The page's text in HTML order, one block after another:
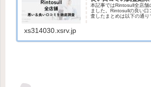
本記事ではRintosull全店舗
ました。Rintosullの良い口
査したまとめは以下の通
やすい・インストラクタ
xs314030.xsrv.jp